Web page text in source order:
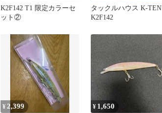
K2F142 T1 限定カラーセ
ット②
タックルハウス K-TEN
K2F142
¥ 2,399 ¥ 1,650